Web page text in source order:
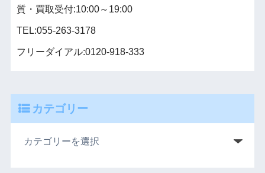
質・買取受付:10:00～19:00
TEL:055-263-3178
フリーダイアル:0120-918-333
カテゴリー